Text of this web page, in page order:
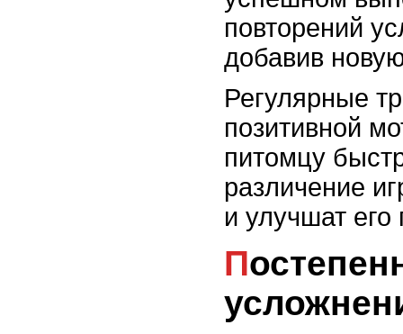
повторений
добавив
Регулярные
позитивной
питомцу
различение
и улучшат его
Постепенное